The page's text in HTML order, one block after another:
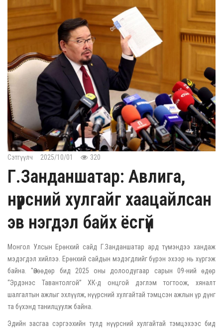
Сэтгүүлч 2025/10/01 320
Г.Занданшатар: Авлига,
нүүрсний хулгайг хаацайлсан
эв нэгдэл байх ёсгүй
Монгол Улсын Ерөнхий сайд Г.Занданшатар ард түмэндээ хандаж
мэдэгдэл хийлээ. Ерөнхий сайдын мэдэгдлийг бүрэн эхээр нь хүргэж
байна. "Өнөөдөр бид 2025 оны долоодугаар сарын 09-ний өдөр
“Эрдэнэс Тавантолгой” ХК-д онцгой дэглэм тогтоож, хяналт
шалгалтын ажлыг эхлүүлж, нүүрсний хулгайтай тэмцсэн ажлын үр дүнг
та бүхэнд танилцуулж байна.
Эдийн засгаа сэргээхийн тулд нүүрсний хулгайтай тэмцэхээс бид